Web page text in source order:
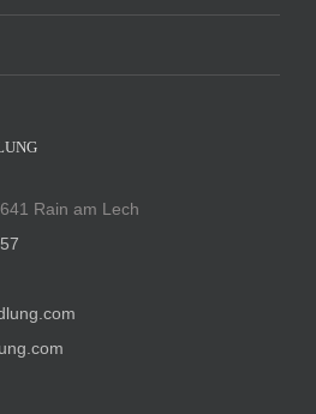
Rain am Lech